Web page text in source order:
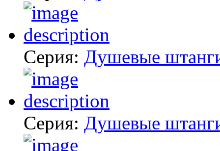
Серия: Душевые
Серия: Душевые